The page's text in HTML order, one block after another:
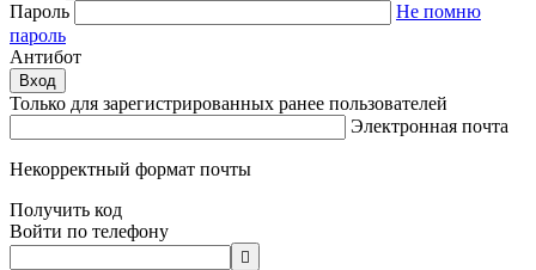
Пароль
Не помню
пароль
Антибот
Вход
Только для зарегистрированных ранее пользователей
Электронная почта
Некорректный формат почты
Получить код
Войти по телефону
